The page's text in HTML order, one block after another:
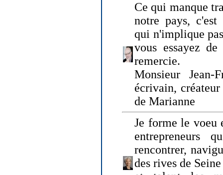
Ce qui manque
notre pays,
qui n'implique
vous essayez
remercie.
Monsieur Jean-
écrivain,
de Marianne
Je forme le voeu
entrepreneurs
rencontrer,
des rives de